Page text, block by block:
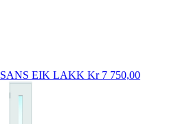
SANS EIK LAKK Kr 7 750,00